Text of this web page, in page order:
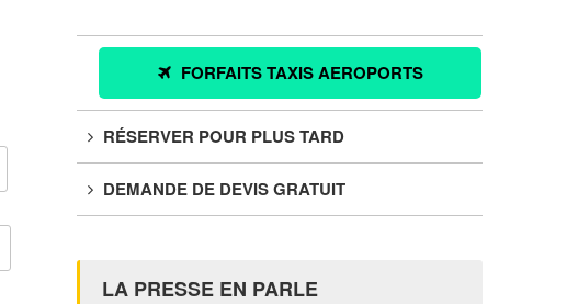
FORFAITS TAXIS AEROPORTS
RÉSERVER POUR PLUS TARD
DEMANDE DE DEVIS GRATUIT
LA PRESSE EN PARLE